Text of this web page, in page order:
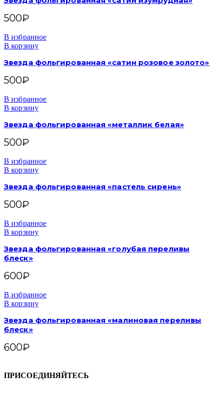
500₽
В избранное
В корзину
Звезда фольгированная «сатин розовое золото»
500₽
В избранное
В корзину
Звезда фольгированная «металлик белая»
500₽
В избранное
В корзину
Звезда фольгированная «пастель сирень»
500₽
В избранное
В корзину
Звезда фольгированная «голубая переливы
блеск»
600₽
В избранное
В корзину
Звезда фольгированная «малиновая переливы
блеск»
600₽
ПРИСОЕДИНЯЙТЕСЬ